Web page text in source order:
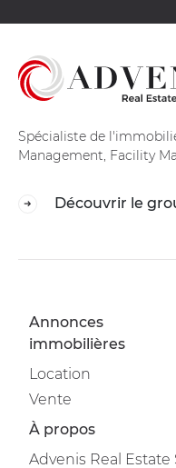
Spécialiste de
Management, Facility
Découvrir le
Annonces
immobilières
Location
Vente
À propos
Advenis Real Estate